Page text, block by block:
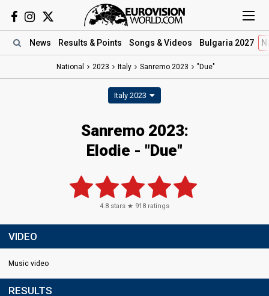
News Results & Points Songs & Videos Bulgaria 2027
National 2023 Italy Sanremo 2023 "Due"
Italy 2023
Sanremo 2023:
Elodie - "Due"
4.8 stars ★ 918 ratings
VIDEO
Music video
RESULTS